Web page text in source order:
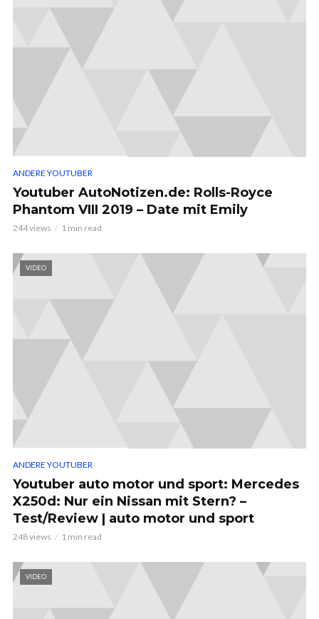
ANDERE YOUTUBER
Youtuber AutoNotizen.de: Rolls-Royce
Phantom VIII 2019 – Date mit Emily
244 views 1 min read
VIDEO
ANDERE YOUTUBER
Youtuber auto motor und sport: Mercedes
X250d: Nur ein Nissan mit Stern? –
Test/Review | auto motor und sport
248 views 1 min read
VIDEO